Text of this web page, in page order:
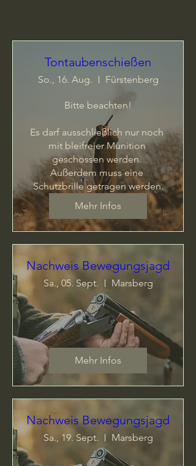
Tontaubenschießen
So., 16. Aug. Fürstenberg
Bitte beachten!
Es darf ausschließlich nur noch
mit bleifreier Munition
geschossen werden.
Außerdem muss eine
Schutzbrille getragen werden.
Mehr Infos
Nachweis Bewegungsjagd
Sa., 05. Sept. Marsberg
Mehr Infos
Nachweis Bewegungsjagd
Sa., 19. Sept. Marsberg